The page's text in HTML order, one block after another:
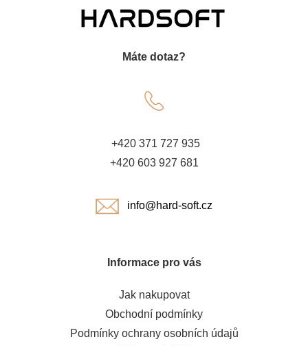
Máte dotaz?
+420 371 727 935
+420 603 927 681
info@hard-soft.cz
Informace pro vás
Jak nakupovat
Obchodní podmínky
Podmínky ochrany osobních údajů